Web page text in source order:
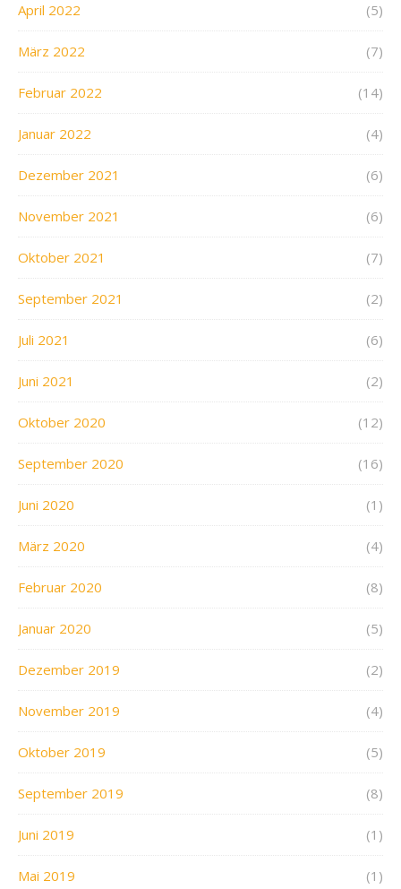
April 2022 (5)
März 2022 (7)
Februar 2022 (14)
Januar 2022 (4)
Dezember 2021 (6)
November 2021 (6)
Oktober 2021 (7)
September 2021 (2)
Juli 2021 (6)
Juni 2021 (2)
Oktober 2020 (12)
September 2020 (16)
Juni 2020 (1)
März 2020 (4)
Februar 2020 (8)
Januar 2020 (5)
Dezember 2019 (2)
November 2019 (4)
Oktober 2019 (5)
September 2019 (8)
Juni 2019 (1)
Mai 2019 (1)